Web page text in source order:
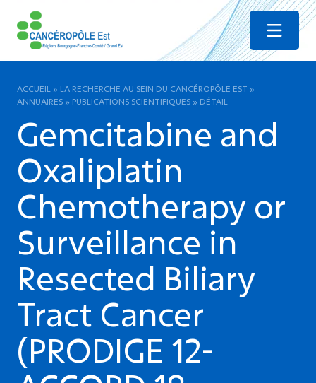
Menu
ACCUEIL » LA RECHERCHE AU SEIN DU CANCÉROPÔLE EST »
ANNUAIRES » PUBLICATIONS SCIENTIFIQUES » DÉTAIL
Gemcitabine and
Oxaliplatin
Chemotherapy or
Surveillance in
Resected Biliary
Tract Cancer
(PRODIGE 12-